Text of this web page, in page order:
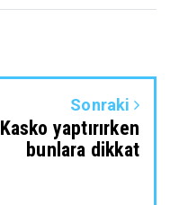
Sonraki
Kasko yaptırırken
bunlara dikkat